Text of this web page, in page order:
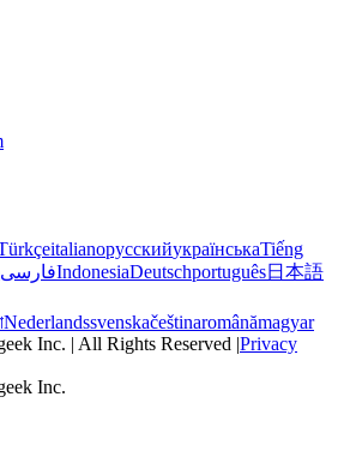
italianoрусскийукраїнськаTiếng
فارسیIndonesiaDeutschportuguês日本語
Nederlandssvenskačeštinaromânămagyar
Inc. | All Rights Reserved |Privacy
Inc.